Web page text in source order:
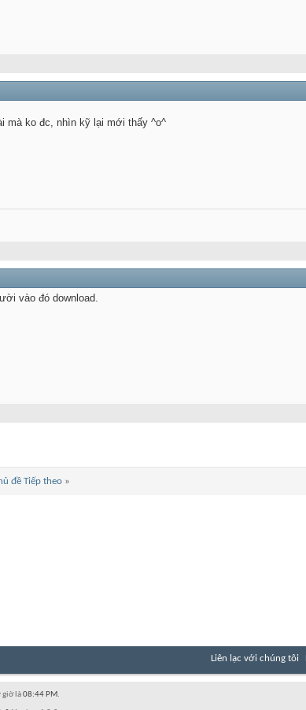
mà ko đc, nhìn kỹ lại mới thấy ^o^
vào đó download.
đề Tiếp theo »
Liên lạc với chúng tôi
giờ là08:44 PM.